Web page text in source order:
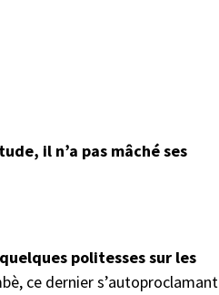
il n’a pas mâché ses
politesses sur les
ce dernier s’autoproclamant